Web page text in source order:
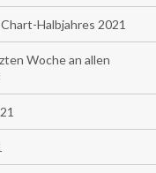
Halbjahres 2021
Woche an allen